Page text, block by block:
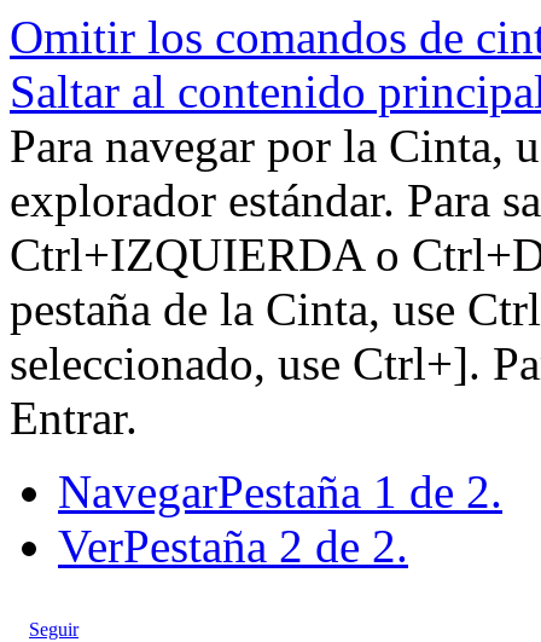
Omitir los comandos de
Saltar al contenido
Para navegar por la Cinta,
explorador estándar. Para
Ctrl+IZQUIERDA o
pestaña de la Cinta, use
seleccionado, use Ctrl+].
Entrar.
NavegarPestaña 1 de 2.
VerPestaña 2 de 2.
Seguir